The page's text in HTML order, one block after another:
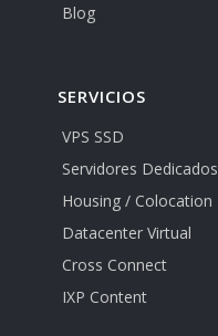
Blog
SERVICIOS
VPS SSD
Servidores Dedicados
Housing / Colocation
Datacenter Virtual
Cross Connect
IXP Content